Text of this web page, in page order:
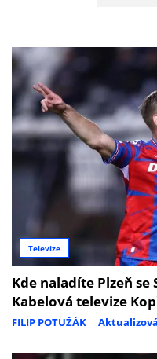
Televize
Kde naladíte Plzeň se
Kabelová televize
FILIP POTUŽÁK